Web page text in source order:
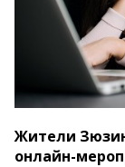
Жители
онлайн-